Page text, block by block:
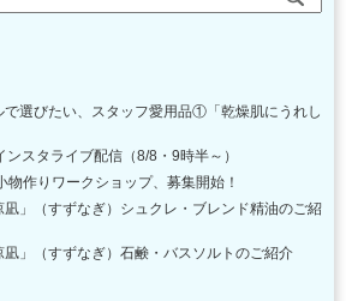
で選びたい、スタッフ愛用品①「乾燥肌にうれし
ンスタライブ配信（8/8・9時半～）
物作りワークショップ、募集開始！
凪」（すずなぎ）シュクレ・ブレンド精油のご紹
凪」（すずなぎ）石鹸・バスソルトのご紹介